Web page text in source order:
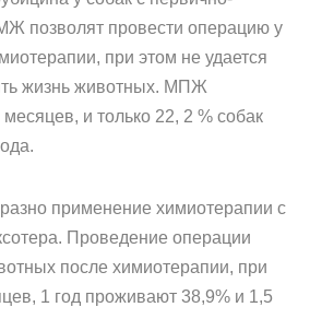
позволят провести операцию у
при этом не удается
жизнь животных. МПЖ
месяцев, и только 22, 2 % собак
применение химиотерапии с
Проведение операции
после химиотерапии, при
1 год проживают 38,9% и 1,5